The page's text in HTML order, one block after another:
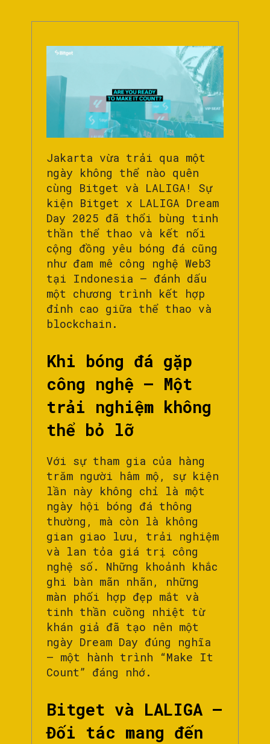
Jakarta vừa trải qua một
ngày không thể nào quên
cùng Bitget và LALIGA! Sự
kiện Bitget x LALIGA Dream
Day 2025 đã thổi bùng tinh
thần thể thao và kết nối
cộng đồng yêu bóng đá cũng
như đam mê công nghệ Web3
tại Indonesia – đánh dấu
một chương trình kết hợp
đỉnh cao giữa thể thao và
blockchain.
Khi bóng đá gặp
công nghệ – Một
trải nghiệm không
thể bỏ lỡ
Với sự tham gia của hàng
trăm người hâm mộ, sự kiện
lần này không chỉ là một
ngày hội bóng đá thông
thường, mà còn là không
gian giao lưu, trải nghiệm
và lan tỏa giá trị công
nghệ số. Những khoảnh khắc
ghi bàn mãn nhãn, những
màn phối hợp đẹp mắt và
tinh thần cuồng nhiệt từ
khán giả đã tạo nên một
ngày Dream Day đúng nghĩa
– một hành trình “Make It
Count” đáng nhớ.
Bitget và LALIGA –
Đối tác mang đến